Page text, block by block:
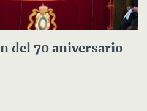
del 70 aniversario